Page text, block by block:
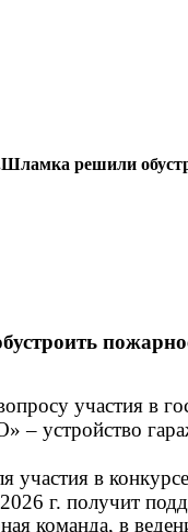
решили
участия в
устройство
в
г. получит
команда, в